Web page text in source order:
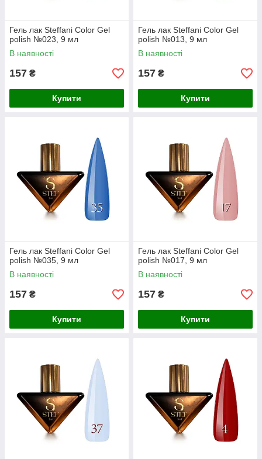
Гель лак Steffani Color Gel
polish №023, 9 мл
В наявності
157 ₴
Купити
Гель лак Steffani Color Gel
polish №013, 9 мл
В наявності
157 ₴
Купити
Гель лак Steffani Color Gel
polish №035, 9 мл
В наявності
157 ₴
Купити
Гель лак Steffani Color Gel
polish №017, 9 мл
В наявності
157 ₴
Купити